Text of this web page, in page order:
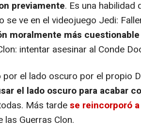
previamente. Es una habilidad
ve en el videojuego Jedi:
moralmente más
intentar asesinar al Conde
el lado oscuro por el propio
el lado oscuro para acabar
Más tardese reincorporó
Guerras Clon.